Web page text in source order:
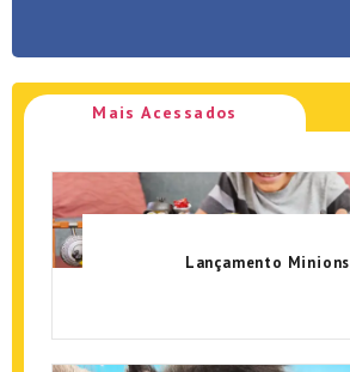
Mais Acessados
Lançamento Minions